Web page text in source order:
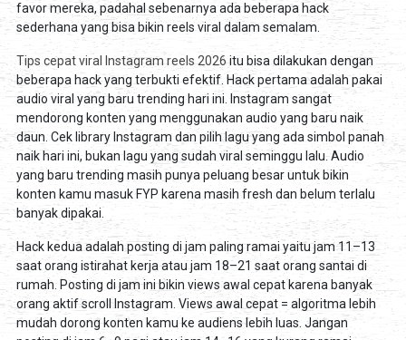
favor mereka, padahal sebenarnya ada beberapa hack
sederhana yang bisa bikin reels viral dalam semalam.
Tips cepat viral Instagram reels 2026 itu bisa dilakukan dengan
beberapa hack yang terbukti efektif. Hack pertama adalah pakai
audio viral yang baru trending hari ini. Instagram sangat
mendorong konten yang menggunakan audio yang baru naik
daun. Cek library Instagram dan pilih lagu yang ada simbol panah
naik hari ini, bukan lagu yang sudah viral seminggu lalu. Audio
yang baru trending masih punya peluang besar untuk bikin
konten kamu masuk FYP karena masih fresh dan belum terlalu
banyak dipakai.
Hack kedua adalah posting di jam paling ramai yaitu jam 11–13
saat orang istirahat kerja atau jam 18–21 saat orang santai di
rumah. Posting di jam ini bikin views awal cepat karena banyak
orang aktif scroll Instagram. Views awal cepat = algoritma lebih
mudah dorong konten kamu ke audiens lebih luas. Jangan